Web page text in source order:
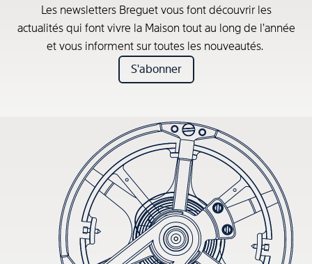
Les newsletters Breguet vous font découvrir les
actualités qui font vivre la Maison tout au long de l’année
et vous informent sur toutes les nouveautés.
S'abonner